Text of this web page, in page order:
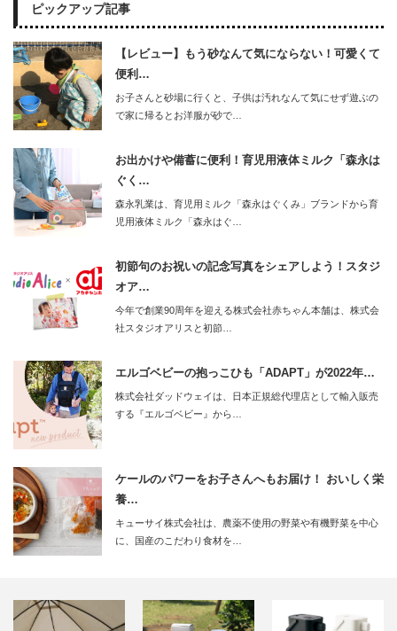
ピックアップ記事
【レビュー】もう砂なんて気にならない！可愛くて
便利…
お子さんと砂場に行くと、子供は汚れなんて気にせず遊ぶの
で家に帰るとお洋服が砂で…
お出かけや備蓄に便利！育児用液体ミルク「森永は
ぐく…
森永乳業は、育児用ミルク「森永はぐくみ」ブランドから育
児用液体ミルク「森永はぐ…
初節句のお祝いの記念写真をシェアしよう！スタジ
オア…
今年で創業90周年を迎える株式会社赤ちゃん本舗は、株式会
社スタジオアリスと初節…
エルゴベビーの抱っこひも「ADAPT」が2022年…
株式会社ダッドウェイは、日本正規総代理店として輸入販売
する『エルゴベビー』から…
ケールのパワーをお子さんへもお届け！ おいしく栄
養…
キューサイ株式会社は、農薬不使用の野菜や有機野菜を中心
に、国産のこだわり食材を…